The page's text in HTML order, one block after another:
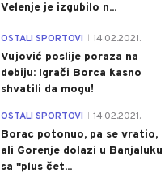
0
Velenje je izgubilo n...
OSTALI SPORTOVI 14.02.2021.
Vujović poslije poraza na
debiju: Igrači Borca kasno
shvatili da mogu!
OSTALI SPORTOVI 14.02.2021.
Borac potonuo, pa se vratio,
ali Gorenje dolazi u Banjaluku
sa "plus čet...